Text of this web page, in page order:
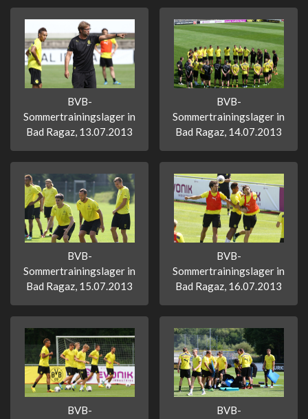
BVB-
Sommertrainingslager in
Bad Ragaz, 13.07.2013
BVB-
Sommertrainingslager in
Bad Ragaz, 14.07.2013
BVB-
Sommertrainingslager in
Bad Ragaz, 15.07.2013
BVB-
Sommertrainingslager in
Bad Ragaz, 16.07.2013
BVB-
BVB-